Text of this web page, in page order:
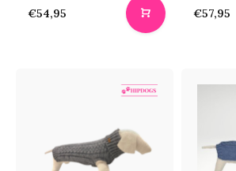
€54,95 €57,95